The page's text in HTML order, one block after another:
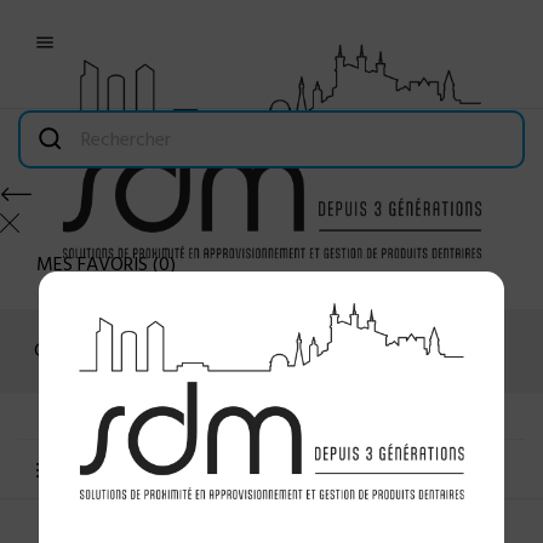

MES FAVORIS(0)
Connexion
MENU